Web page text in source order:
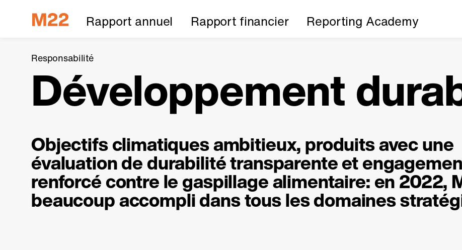
Rapport annuel Rapport financier Reporting Academy
Responsabilité
Développement
Objectifs climatiques ambitieux, produits avec une
évaluation de durabilité transparente et
renforcé contre le gaspillage alimentaire: en 2022,
beaucoup accompli dans tous les domaines